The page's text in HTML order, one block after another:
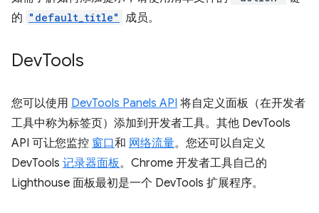
的 "default_title" 成员。
DevTools
您可以使用 DevTools Panels API 将自定义面板（在开发者
工具中称为标签页）添加到开发者工具。其他 DevTools
API 可让您监控 窗口和 网络流量。您还可以自定义
DevTools 记录器面板。Chrome 开发者工具自己的
Lighthouse 面板最初是一个 DevTools 扩展程序。